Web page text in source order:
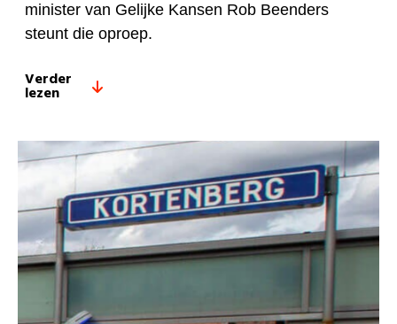
minister van Gelijke Kansen Rob Beenders
steunt die oproep.
Verder
lezen